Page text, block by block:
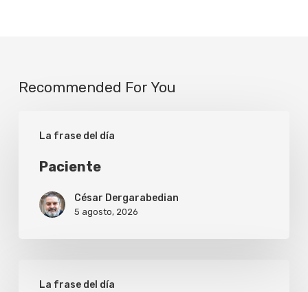
Recommended For You
La frase del día
Paciente
César Dergarabedian
5 agosto, 2026
La frase del día